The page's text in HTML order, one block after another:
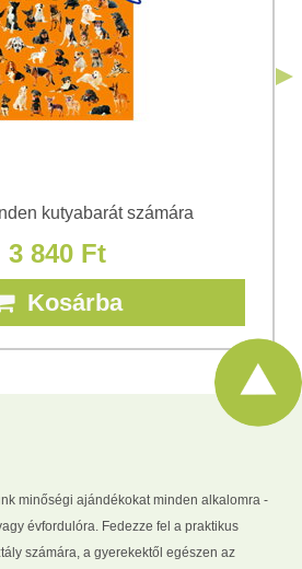
kutyabarát számára
3 840 Ft
Kosárba
minőségi ajándékokat minden alkalomra -
évfordulóra. Fedezze fel a praktikus
számára, a gyerekektől egészen az